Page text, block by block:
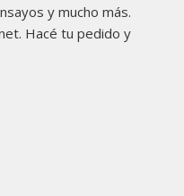
y mucho más.
Hacé tu pedido y